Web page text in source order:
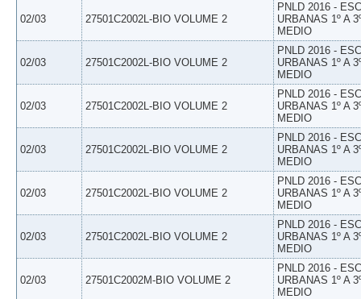
02/03 27501C2002L-BIO VOLUME 2
PNLD 2016 -
URBANAS 1º A
MEDIO
02/03 27501C2002L-BIO VOLUME 2
PNLD 2016 -
URBANAS 1º A
MEDIO
02/03 27501C2002L-BIO VOLUME 2
PNLD 2016 -
URBANAS 1º A
MEDIO
02/03 27501C2002L-BIO VOLUME 2
PNLD 2016 -
URBANAS 1º A
MEDIO
02/03 27501C2002L-BIO VOLUME 2
PNLD 2016 -
URBANAS 1º A
MEDIO
02/03 27501C2002L-BIO VOLUME 2
PNLD 2016 -
URBANAS 1º A
MEDIO
02/03 27501C2002M-BIO VOLUME 2
PNLD 2016 -
URBANAS 1º A
MEDIO